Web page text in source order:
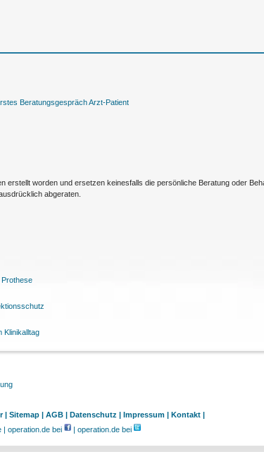
Beratungsgespräch Arzt-Patient
erstellt worden und ersetzen keinesfalls die persönliche Beratung oder
abgeraten.
Prothese
Klinikalltag
| Sitemap | AGB | Datenschutz | Impressum |
Kontakt |
| operation.de bei
| operation.de bei